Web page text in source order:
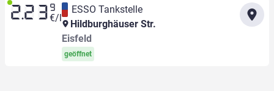
2.23 9
€/l
ESSO Tankstelle
Hildburghäuser Str.
Eisfeld
geöffnet